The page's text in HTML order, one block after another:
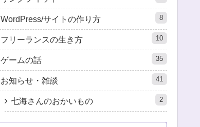
WordPress/サイトの作り方 8
フリーランスの生き方 10
ゲームの話 35
お知らせ・雑談 41
七海さんのおかいもの 2